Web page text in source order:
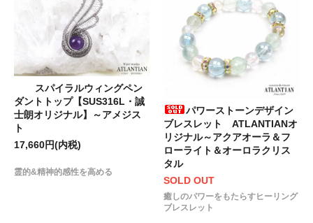
スパイラルウィングペン
ダントトップ【SUS316L・誠
士朗オリジナル】～アメジス
ト
17,660円(内税)
霊的&精神的感性を高める
パワーストーンデザイン
ブレスレット ATLANTIANオ
リジナル～アクアオーラ＆フ
ローライト＆オーロラクリス
タル
SOLD OUT
癒しのパワーをもたらすヒーリング
ブレスレット